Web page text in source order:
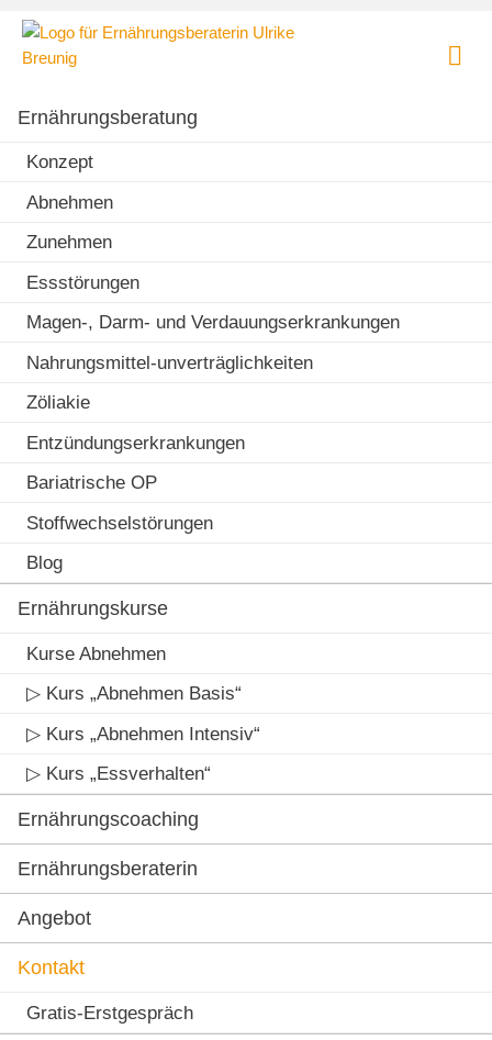
Skip
München - Lehel
Ernährungsberatung
Konzept
Abnehmen
Zunehmen
Essstörungen
Magen-, Darm- und Verdauungserkrankungen
Nahrungsmittel-unverträglichkeiten
Zöliakie
Entzündungserkrankungen
Bariatrische OP
Stoffwechselstörungen
Blog
Ernährungskurse
Kurse Abnehmen
▷ Kurs „Abnehmen Basis“
▷ Kurs „Abnehmen Intensiv“
▷ Kurs „Essverhalten“
Ernährungscoaching
Ernährungsberaterin
Angebot
Kontakt
Gratis-Erstgespräch